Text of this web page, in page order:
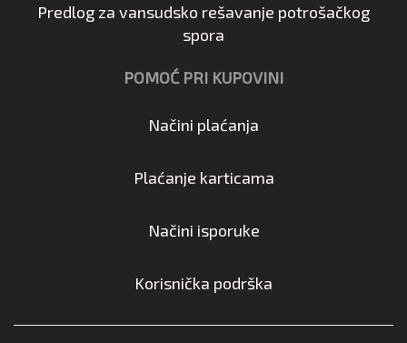
Predlog za vansudsko rešavanje potrošačkog
spora
POMOĆ PRI KUPOVINI
Načini plaćanja
Plaćanje karticama
Načini isporuke
Korisnička podrška